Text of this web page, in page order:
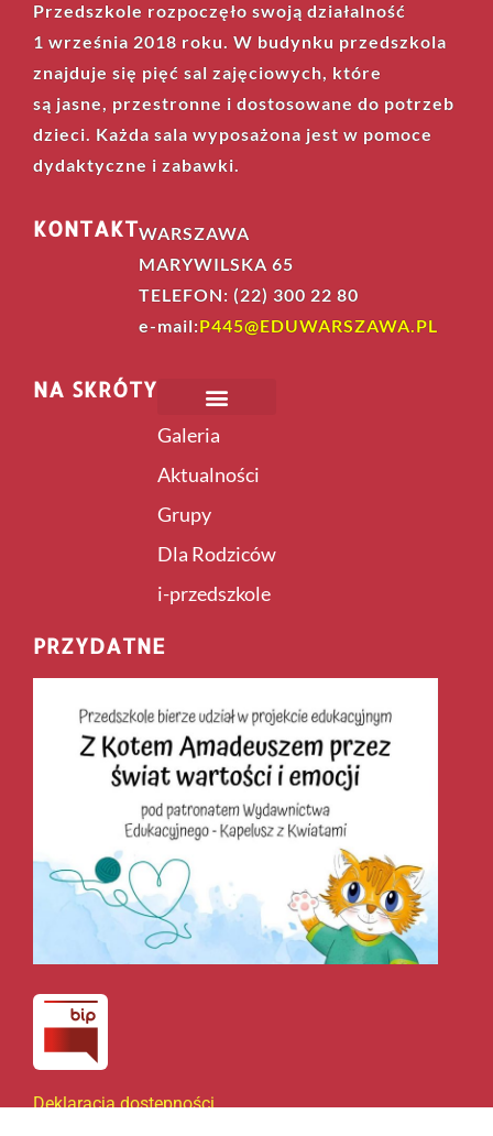
Przedszkole rozpoczęło swoją działalność
1 września 2018 roku. W budynku przedszkola
znajduje się pięć sal zajęciowych, które
są jasne, przestronne i dostosowane do potrzeb
dzieci. Każda sala wyposażona jest w pomoce
dydaktyczne i zabawki.
KONTAKTWARSZAWA
MARYWILSKA 65
TELEFON: (22) 300 22 80
e-mail:P445@EDUWARSZAWA.PL
NA SKRÓTY
Galeria
Aktualności
Grupy
Dla Rodziców
i-przedszkole
PRZYDATNE
Deklaracja dostępności